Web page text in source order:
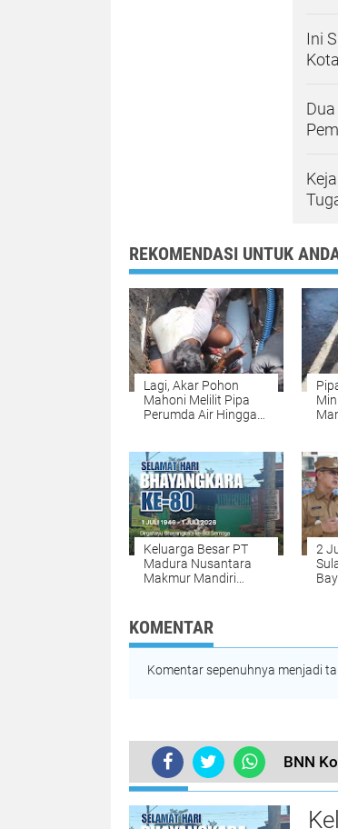
Ini
REKOMENDASI UNTUK
Lagi, Akar Pohon
Mahoni Melilit Pipa
Perumda Air Hingga
Keluarga Besar PT
Madura Nusantara
Makmur Mandiri
Bhayangkara ke-80
2
KOMENTAR
Komentar sepenuhnya menjadi
BNN
TERKINI